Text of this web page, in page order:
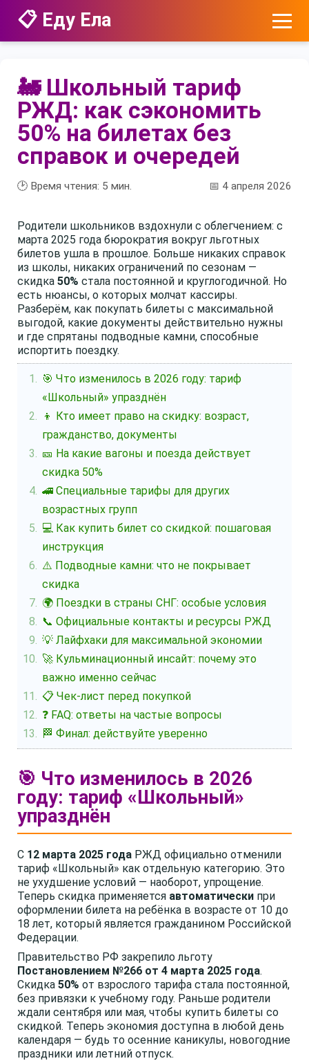
📋 Еду Ела
🚂 Школьный тариф
РЖД: как сэкономить
50% на билетах без
справок и очередей
🕑 Время чтения: 5 мин. 📅 4 апреля 2026
Родители школьников вздохнули с облегчением: с
марта 2025 года бюрократия вокруг льготных
билетов ушла в прошлое. Больше никаких справок
из школы, никаких ограничений по сезонам —
скидка 50% стала постоянной и круглогодичной. Но
есть нюансы, о которых молчат кассиры.
Разберём, как покупать билеты с максимальной
выгодой, какие документы действительно нужны
и где спрятаны подводные камни, способные
испортить поездку.
🎯 Что изменилось в 2026 году: тариф
«Школьный» упразднён
👦 Кто имеет право на скидку: возраст,
гражданство, документы
🎫 На какие вагоны и поезда действует
скидка 50%
🚄 Специальные тарифы для других
возрастных групп
💻 Как купить билет со скидкой: пошаговая
инструкция
⚠️ Подводные камни: что не покрывает
скидка
🌍 Поездки в страны СНГ: особые условия
📞 Официальные контакты и ресурсы РЖД
💡 Лайфхаки для максимальной экономии
🚀 Кульминационный инсайт: почему это
важно именно сейчас
📋 Чек-лист перед покупкой
❓ FAQ: ответы на частые вопросы
🏁 Финал: действуйте уверенно
🎯 Что изменилось в 2026
году: тариф «Школьный»
упразднён
С 12 марта 2025 года РЖД официально отменили
тариф «Школьный» как отдельную категорию. Это
не ухудшение условий — наоборот, упрощение.
Теперь скидка применяется автоматически при
оформлении билета на ребёнка в возрасте от 10 до
18 лет, который является гражданином Российской
Федерации.
Правительство РФ закрепило льготу
Постановлением №266 от 4 марта 2025 года.
Скидка 50% от взрослого тарифа стала постоянной,
без привязки к учебному году. Раньше родители
ждали сентября или мая, чтобы купить билеты со
скидкой. Теперь экономия доступна в любой день
календаря — будь то осенние каникулы, новогодние
праздники или летний отпуск.